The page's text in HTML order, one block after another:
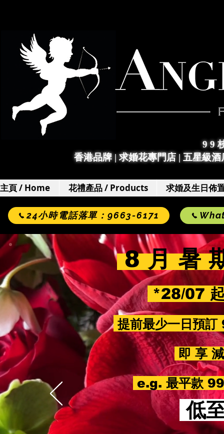
9 9
香港品牌 | 求婚花專門店| 五星級
主頁 / Home 花禮產品 / Products 求婚及生日佈
24小時電話落單：9663-6171
8 月 暑
*28/07
提前最少一日預
即 享
e.g. 最平款
低